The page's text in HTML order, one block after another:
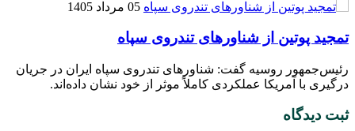
05 مرداد 1405
تمجید پوتین از شناورهای تندروی سپاه
رئیس‌جمهور روسیه گفت: شناورهای تندروی سپاه ایران در جریان
درگیری با آمریکا عملکردی کاملاً موثر از خود نشان داده‌اند.
ثبت دیدگاه